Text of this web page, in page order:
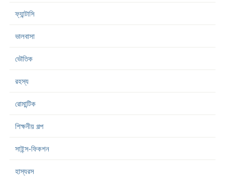
ফ্যান্টাসি
ভালবাসা
ভৌতিক
রহস্য
রোমান্টিক
শিক্ষনীয় গল্প
সাইন্স-ফিকশন
হাস্যরস